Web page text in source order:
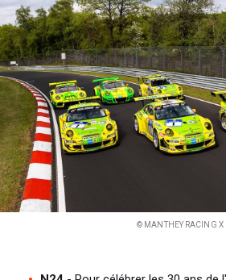
n
c
i
p
a
l
© MANTHEY RACING X